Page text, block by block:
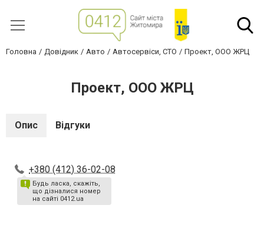
Головна Довідник Авто Автосервіси, СТО Проект, ООО ЖРЦ
Проект, ООО ЖРЦ
Опис Відгуки
+380 (412) 36-02-08
Будь ласка, скажіть,
що дізналися номер
на сайті 0412.ua